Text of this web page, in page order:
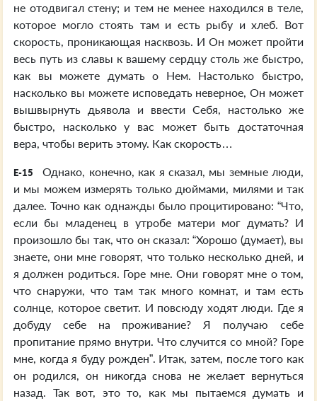
не отодвигал стену; и тем не менее находился в теле,
которое могло стоять там и есть рыбу и хлеб. Вот
скорость, проникающая насквозь. И Он может пройти
весь путь из славы к вашему сердцу столь же быстро,
как вы можете думать о Нем. Настолько быстро,
насколько вы можете исповедать неверное, Он может
вышвырнуть дьявола и ввести Себя, настолько же
быстро, насколько у вас может быть достаточная
вера, чтобы верить этому. Как скорость…
E-15
Однако, конечно, как я сказал, мы земные люди,
и мы можем измерять только дюймами, милями и так
далее. Точно как однажды было процитировано: “Что,
если бы младенец в утробе матери мог думать? И
произошло бы так, что он сказал: “Хорошо (думает), вы
знаете, они мне говорят, что только несколько дней, и
я должен родиться. Горе мне. Они говорят мне о том,
что снаружи, что там так много комнат, и там есть
солнце, которое светит. И повсюду ходят люди. Где я
добуду себе на проживание? Я получаю себе
пропитание прямо внутри. Что случится со мной? Горе
мне, когда я буду рожден”. Итак, затем, после того как
он родился, он никогда снова не желает вернуться
назад. Так вот, это то, как мы пытаемся думать и